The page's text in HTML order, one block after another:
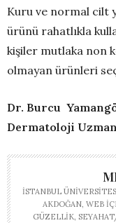
Kuru ve normal cilt
ürünü rahatlıkla
kişiler mutlaka non
olmayan ürünleri
Dr. Burcu
Dermatoloji
İSTANBUL
AKDOĞAN, WEB
GÜZELLIK,